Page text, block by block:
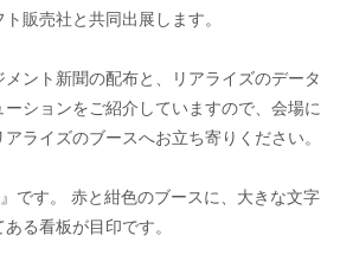
販売社と共同出展します。
ント新聞の配布と、リアライズのデータ
ションをご紹介していますので、会場に
ライズのブースへお立ち寄りください。
です。 赤と紺色のブースに、大きな文字
る看板が目印です。